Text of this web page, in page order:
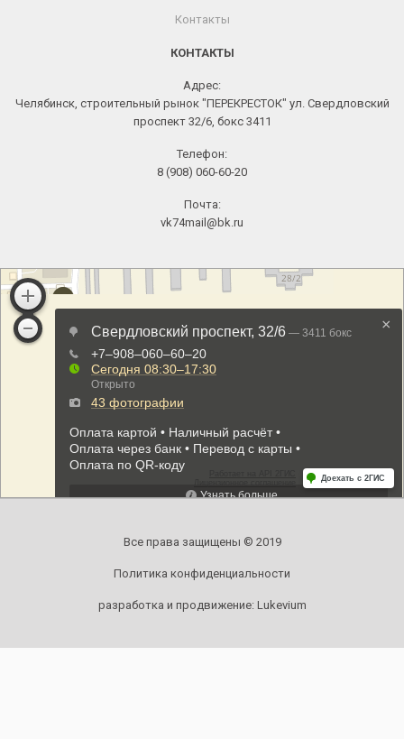
Контакты
КОНТАКТЫ
Адрес:
Челябинск, строительный рынок "ПЕРЕКРЕСТОК" ул. Свердловский
проспект 32/6, бокс 3411
Телефон:
8 (908) 060-60-20
Почта:
vk74mail@bk.ru
Все права защищены © 2019
Политика конфиденциальности
разработка и продвижение: Lukevium